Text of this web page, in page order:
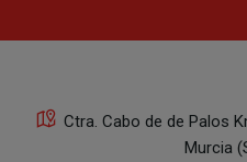
Ctra. Cabo de de Palos
Murcia